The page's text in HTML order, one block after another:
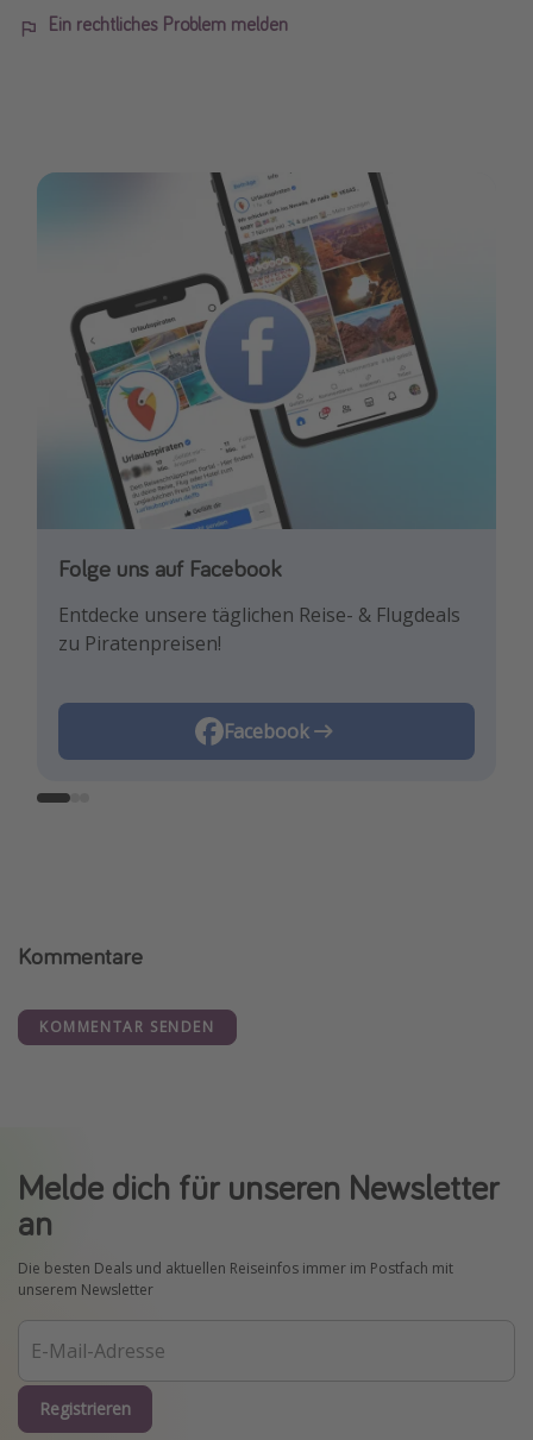
Ein rechtliches Problem melden
Folge uns auf Facebook
Entdecke unsere täglichen Reise- & Flugdeals
zu Piratenpreisen!
Facebook
Folge uns auf Instagram
Lass uns dich mit den neuesten Reisetrends &
besten Reisedeals inspirieren!
Instagram
Folge uns auf TikTok!
Für die heißesten Deals und die besten
Reisehacks!
TikTok
Kommentare
KOMMENTAR SENDEN
Melde dich für unseren Newsletter
an
Die besten Deals und aktuellen Reiseinfos immer im Postfach mit
unserem Newsletter
Registrieren